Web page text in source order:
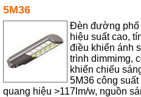
5M36
Đèn đường phố
hiệu suất cao,
điều khiển ánh
trình dimmimg,
khiển chiếu
5M36 công
quang hiệu >117lm/w, nguồn